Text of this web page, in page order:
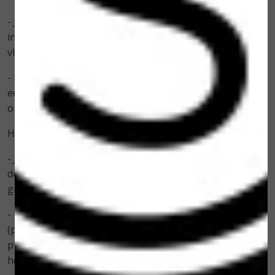
- Je kunt daarom de deo het beste even laten
intrekken voordat je je aankleedt. Dan krijg je geen
vlekken in je kleding.
- Draait je deo niet goed of niet meer? Leg hem dan
een nachtje in de vriezer. Daarna even laten
ontdooien natuurlijk, dan doet hij het vaak weer :-).
Handig om te weten:
- Je doet minimaal 6 weken met een kleine
deodorantstick 30 ml of ruim 3 maanden met een
grote stick.
- De verpakking is gemaakt van polypropyleen
(plastic). Het kan gerecycled worden met de rest van je
plasticafval, maar nog milieuvriendelijker is het om
hem opnieuw te vullen met een refill.